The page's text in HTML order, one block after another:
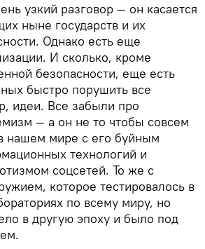
узкий разговор — он касается
ныне государств и их
Однако есть еще
И сколько, кроме
безопасности, еще есть
быстро порушить все
идеи. Все забыли про
— а он не то чтобы совсем
нашем мире с его буйным
технологий и
соцсетей. То же с
которое тестировалось в
по всему миру, но
в другую эпоху и было под